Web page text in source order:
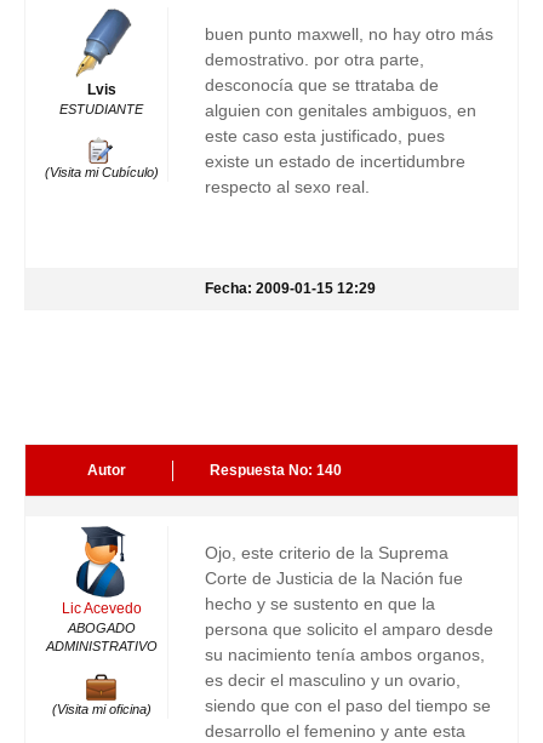
Lvis
ESTUDIANTE
(Visita mi Cubículo)
buen punto maxwell, no hay otro más
demostrativo. por otra parte,
desconocía que se ttrataba de
alguien con genitales ambiguos, en
este caso esta justificado, pues
existe un estado de incertidumbre
respecto al sexo real.
Fecha: 2009-01-15 12:29
Autor Respuesta No: 140
Lic Acevedo
ABOGADO
ADMINISTRATIVO
(Visita mi oficina)
Ojo, este criterio de la Suprema
Corte de Justicia de la Nación fue
hecho y se sustento en que la
persona que solicito el amparo desde
su nacimiento tenía ambos organos,
es decir el masculino y un ovario,
siendo que con el paso del tiempo se
desarrollo el femenino y ante esta